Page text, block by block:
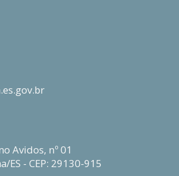
Avidos, nº 01
ES - CEP: 29130-915